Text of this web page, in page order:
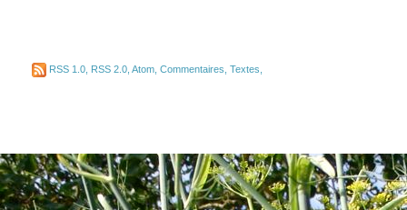
RSS 1.0 RSS 2.0 Atom Commentaires Textes